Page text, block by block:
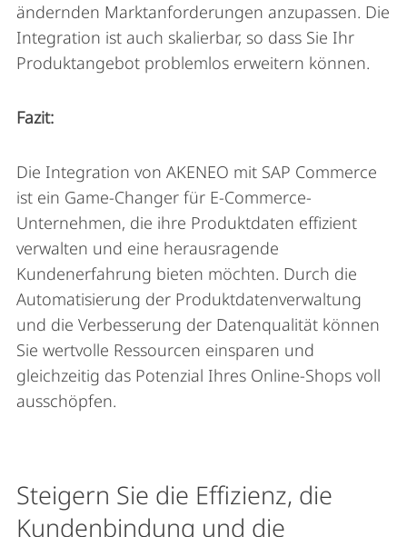
ändernden Marktanforderungen anzupassen. Die
Integration ist auch skalierbar, so dass Sie Ihr
Produktangebot problemlos erweitern können.
Fazit:
Die Integration von AKENEO mit SAP Commerce
ist ein Game-Changer für E-Commerce-
Unternehmen, die ihre Produktdaten effizient
verwalten und eine herausragende
Kundenerfahrung bieten möchten. Durch die
Automatisierung der Produktdatenverwaltung
und die Verbesserung der Datenqualität können
Sie wertvolle Ressourcen einsparen und
gleichzeitig das Potenzial Ihres Online-Shops voll
ausschöpfen.
Steigern Sie die Effizienz, die
Kundenbindung und die